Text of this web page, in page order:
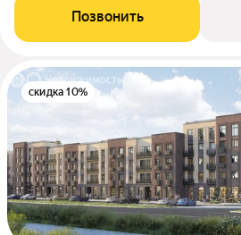
Позвонить
скидка 10%